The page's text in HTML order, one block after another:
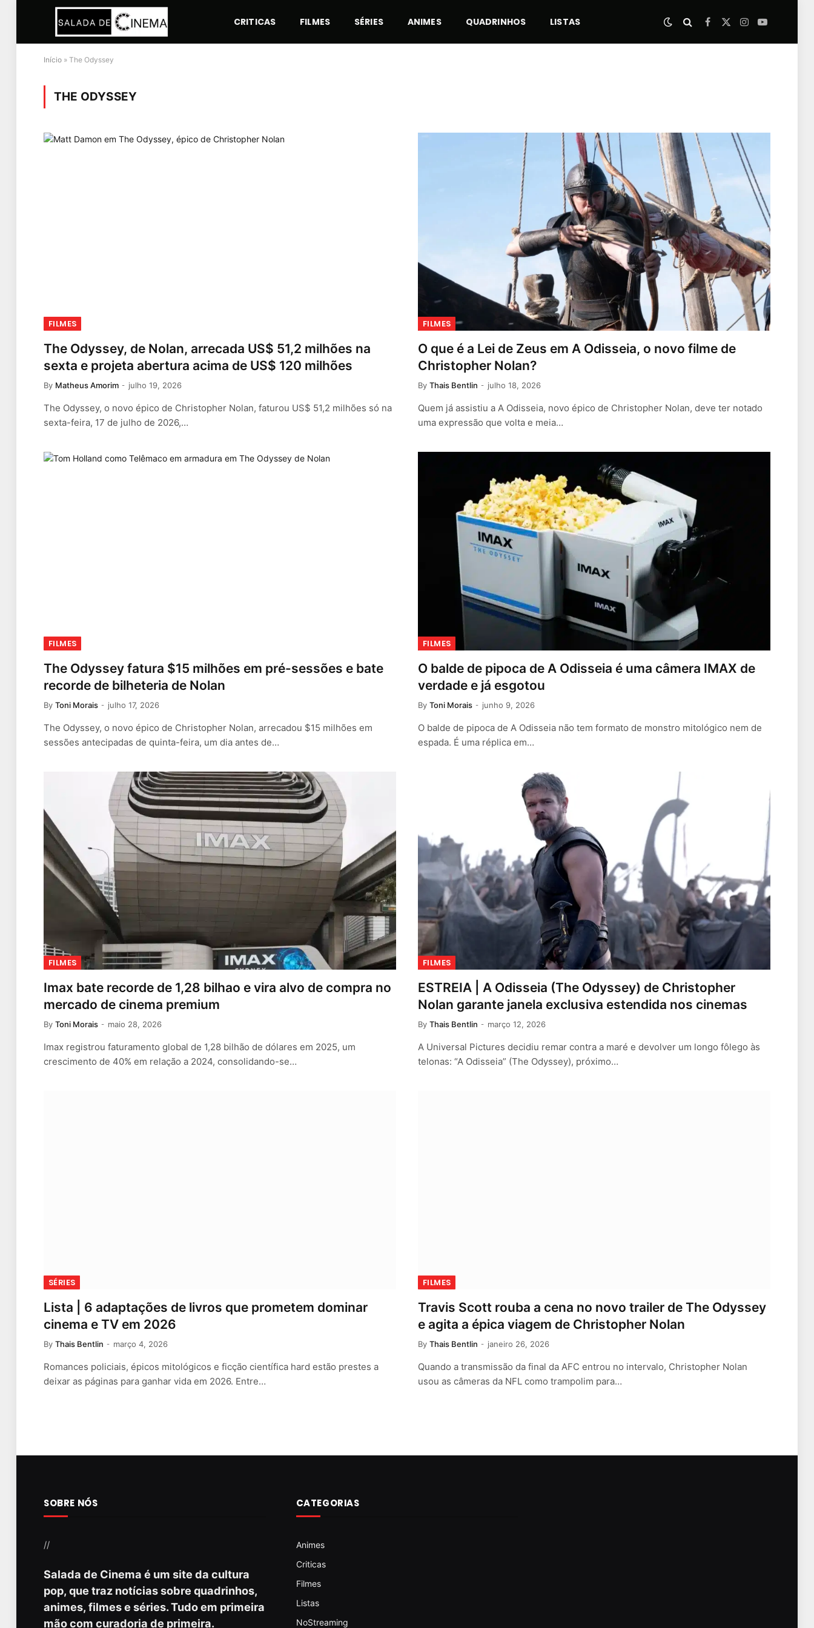
CRITICAS FILMES SÉRIES ANIMES QUADRINHOS LISTAS Facebook
X
Instagram
YouTube
Início » The Odyssey
THE ODYSSEY
FILMES
The Odyssey, de Nolan, arrecada US$ 51,2 milhões na
sexta e projeta abertura acima de US$ 120 milhões
By Matheus Amorim julho 19, 2026
The Odyssey, o novo épico de Christopher Nolan, faturou US$ 51,2 milhões só na
sexta-feira, 17 de julho de 2026,…
FILMES
O que é a Lei de Zeus em A Odisseia, o novo filme de
Christopher Nolan?
By Thais Bentlin julho 18, 2026
Quem já assistiu a A Odisseia, novo épico de Christopher Nolan, deve ter notado
uma expressão que volta e meia…
FILMES
The Odyssey fatura $15 milhões em pré-sessões e bate
recorde de bilheteria de Nolan
By Toni Morais julho 17, 2026
The Odyssey, o novo épico de Christopher Nolan, arrecadou $15 milhões em
sessões antecipadas de quinta-feira, um dia antes de…
FILMES
O balde de pipoca de A Odisseia é uma câmera IMAX de
verdade e já esgotou
By Toni Morais junho 9, 2026
O balde de pipoca de A Odisseia não tem formato de monstro mitológico nem de
espada. É uma réplica em…
FILMES
Imax bate recorde de 1,28 bilhao e vira alvo de compra no
mercado de cinema premium
By Toni Morais maio 28, 2026
Imax registrou faturamento global de 1,28 bilhão de dólares em 2025, um
crescimento de 40% em relação a 2024, consolidando-se…
FILMES
ESTREIA | A Odisseia (The Odyssey) de Christopher
Nolan garante janela exclusiva estendida nos cinemas
By Thais Bentlin março 12, 2026
A Universal Pictures decidiu remar contra a maré e devolver um longo fôlego às
telonas: “A Odisseia” (The Odyssey), próximo…
SÉRIES
Lista | 6 adaptações de livros que prometem dominar
cinema e TV em 2026
By Thais Bentlin março 4, 2026
Romances policiais, épicos mitológicos e ficção científica hard estão prestes a
deixar as páginas para ganhar vida em 2026. Entre…
FILMES
Travis Scott rouba a cena no novo trailer de The Odyssey
e agita a épica viagem de Christopher Nolan
By Thais Bentlin janeiro 26, 2026
Quando a transmissão da final da AFC entrou no intervalo, Christopher Nolan
usou as câmeras da NFL como trampolim para…
SOBRE NÓS
//
Salada de Cinema é um site da cultura
pop, que traz notícias sobre quadrinhos,
animes, filmes e séries. Tudo em primeira
mão com curadoria de primeira.
CATEGORIAS
Animes
Criticas
Filmes
Listas
NoStreaming